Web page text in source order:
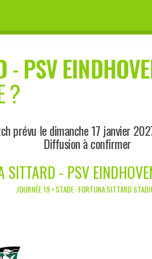
-PSV
?
prévu le dimanche 17 janvier
Diffusion à confirmer
SITTARD - PSV
JOURNÉE 19 • STADE : FORTUNA SITTARD